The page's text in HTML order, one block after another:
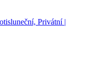
Privátní |